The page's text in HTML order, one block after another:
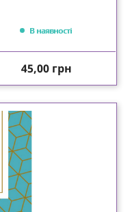
В наявності
Ціна
45,00 грн